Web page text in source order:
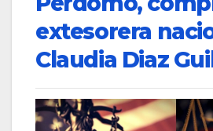
extesorera
Claudia Diaz